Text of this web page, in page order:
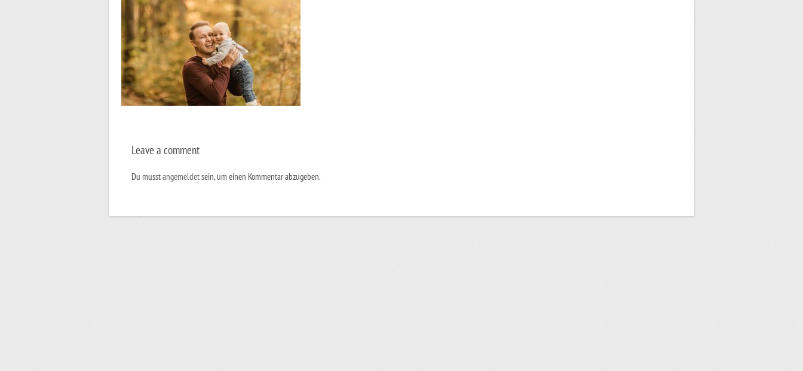
Leave a comment
Du musstangemeldetsein, um einen Kommentar abzugeben.